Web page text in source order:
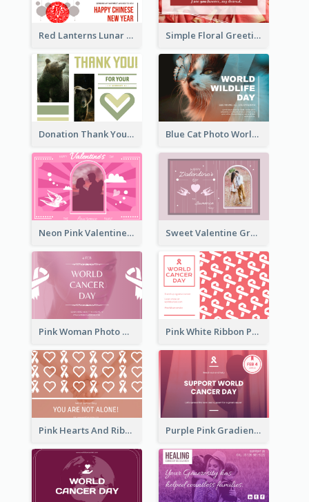
Red Lanterns Lunar New Year Greeting Card Simple Floral Greeting Card Of Valentine's Day
Donation Thank You Card Blue Cat Photo World Wildlife Day Greeting Card
Neon Pink Valentine Greeting Card Design Ideas Sweet Valentine Greeting Card Design Ideas
Pink Woman Photo World Cancer Day Greeting Card Pink White Ribbon Patterns World Cancer Day Greeting Card
Pink Hearts And Ribbon Patterns World Cancer Day Greeting Card Purple Pink Gradient World Cancer Day Greeting Card